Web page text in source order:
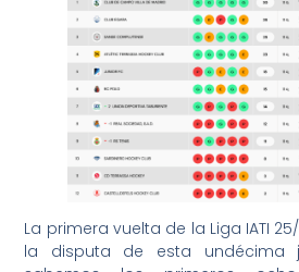
La primera vuelta de la Liga IATI
la disputa de esta undécima